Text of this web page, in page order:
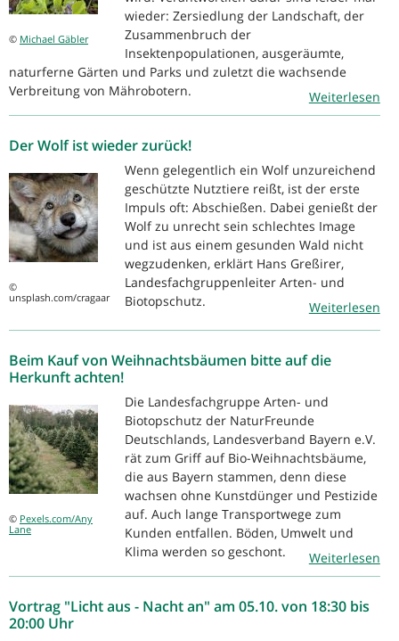
© Michael Gäbler
wieder: Zersiedlung der Landschaft, der
Zusammenbruch der
Insektenpopulationen, ausgeräumte,
naturferne Gärten und Parks und zuletzt die wachsende
Verbreitung von Mährobotern.
Weiterlesen
Der Wolf ist wieder zurück!
©
unsplash.com/cragaar
Wenn gelegentlich ein Wolf unzureichend
geschützte Nutztiere reißt, ist der erste
Impuls oft: Abschießen. Dabei genießt der
Wolf zu unrecht sein schlechtes Image
und ist aus einem gesunden Wald nicht
wegzudenken, erklärt Hans Greßirer,
Landesfachgruppenleiter Arten- und
Biotopschutz.
Weiterlesen
Beim Kauf von Weihnachtsbäumen bitte auf die
Herkunft achten!
© Pexels.com/Any
Lane
Die Landesfachgruppe Arten- und
Biotopschutz der NaturFreunde
Deutschlands, Landesverband Bayern e.V.
rät zum Griff auf Bio-Weihnachtsbäume,
die aus Bayern stammen, denn diese
wachsen ohne Kunstdünger und Pestizide
auf. Auch lange Transportwege zum
Kunden entfallen. Böden, Umwelt und
Klima werden so geschont.
Weiterlesen
Vortrag "Licht aus - Nacht an" am 05.10. von 18:30 bis
20:00 Uhr